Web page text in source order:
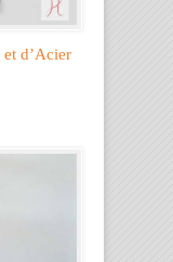
d’Acier